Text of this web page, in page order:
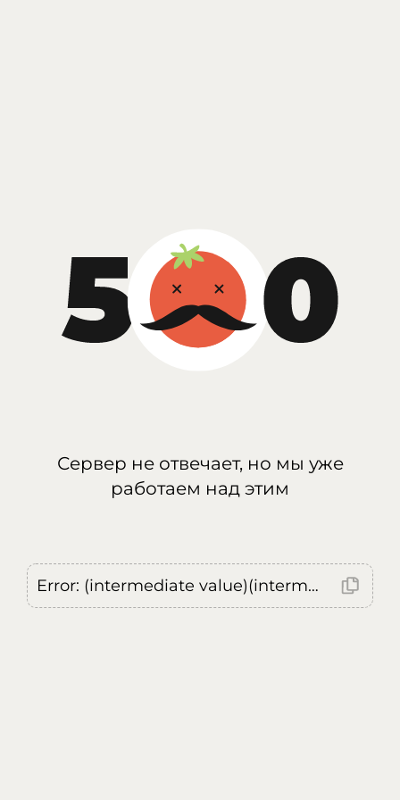
Сервер не отвечает, но мы уже
работаем над этим
Error: (intermediate value)(intermediate value)(intermediate value).replaceAll is not a function